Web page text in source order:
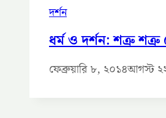
দর্শন
ধর্ম ও দর্শন: শত্রু শত্রু
ফেব্রুয়ারি ৮, ২০১৪আগস্ট